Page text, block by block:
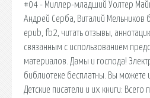
#04 - Миллер-младший Уолтер
Андрей Серба, Виталий Мельников
epub, fb2, читать отзывы,
связанным с использованием
материалов. Дамы и господа!
библиотеке бесплатны. Вы можете
Детские писатели и их книги: Всего